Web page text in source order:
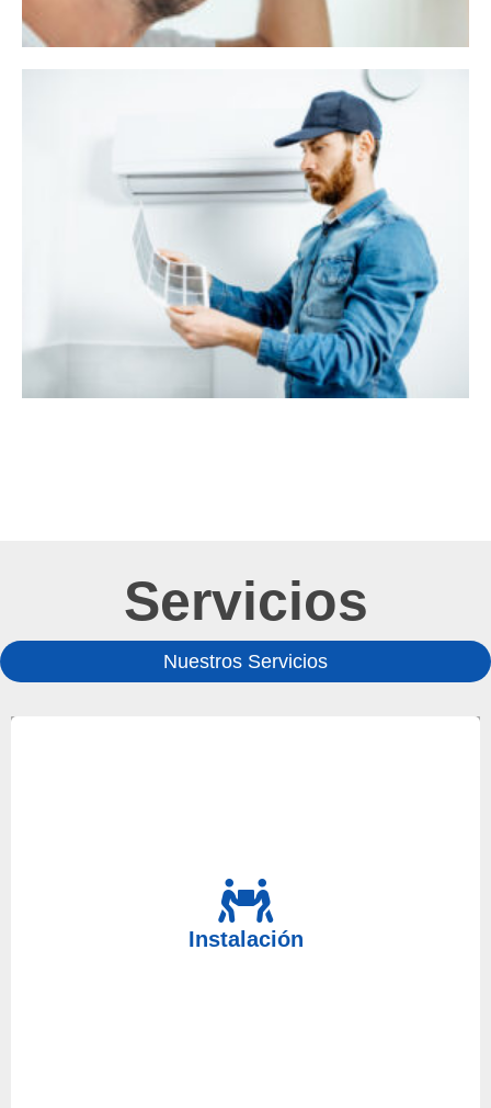
Servicios
Nuestros Servicios
Instalación
Para realizar una instalación económica, no dude
en contactar con nosotros, le ayudaremos en todo
lo que necesite porque disponemos del mejor